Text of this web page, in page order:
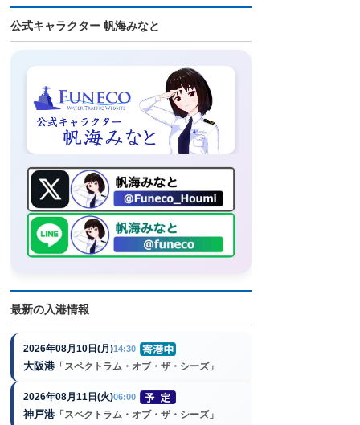
公式キャラクター 帆海みなと
最新の入港情報
2026年08月10日(月)14:30
大阪港 「スペクトラム・オブ・ザ・シーズ」
2026年08月11日(火)06:00
神戸港 「スペクトラム・オブ・ザ・シーズ」